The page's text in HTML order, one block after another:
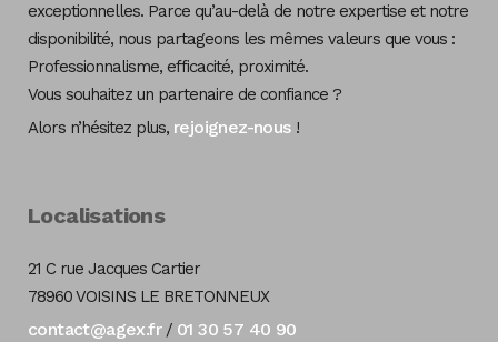
exceptionnelles. Parce qu’au-delà de notre expertise et notre
disponibilité, nous partageons les mêmes valeurs que vous :
Professionnalisme, efficacité, proximité.
Vous souhaitez un partenaire de confiance ?
Alors n’hésitez plus, rejoignez-nous!
Localisations
21 C rue Jacques Cartier
78960 VOISINS LE BRETONNEUX
contact@agex.fr/ 01 30 57 40 90